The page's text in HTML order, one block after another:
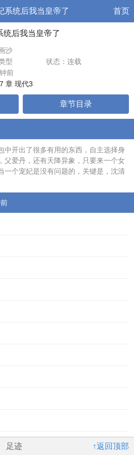
系统后我当皇帝了 首页
统后我当皇帝了
沙
型
状态：连载
前
章 现代3
章节目录
中开出了很多有用的东西，自主选择身
父爱丹，还有天降异象，只要来一个女
一个宠妃是没有问题的，关键是，沈清
↑返回顶部
足迹